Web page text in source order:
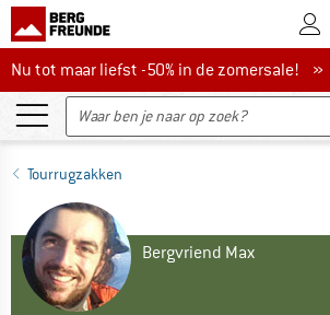
De
Nu tot maar liefst -50% in de zomersale!
Nu tot maar liefst -50% in de zomersale! »
Tourrugzakken
Bergvriend Max